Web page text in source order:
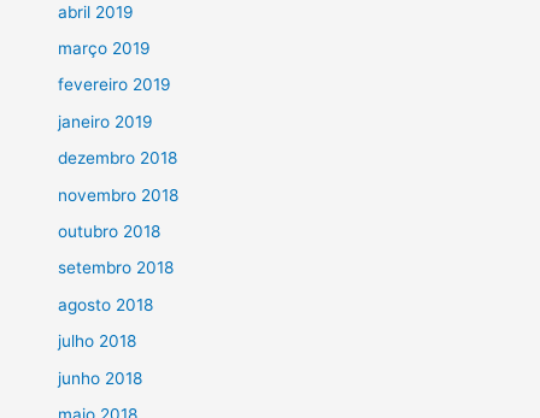
abril 2019
março 2019
fevereiro 2019
janeiro 2019
dezembro 2018
novembro 2018
outubro 2018
setembro 2018
agosto 2018
julho 2018
junho 2018